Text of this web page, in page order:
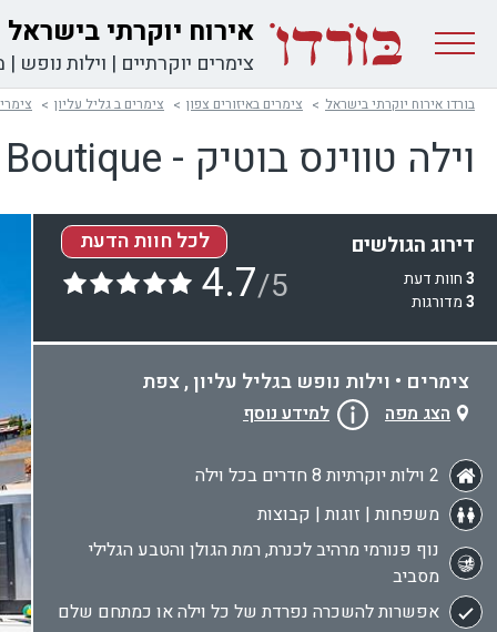
אירוח יוקרתי בישראל
צימרים יוקרתיים | וילות נופש |
בורדו אירוח יוקרתי בישראל צימרים באיזורים צפון צימרים ב גליל עליון
וילה טווינס בוטיק - Twins Boutique
דירוג הגולשים
3חוות דעת
3מדורגות
לכל חוות הדעת
4.7/5
צימרים • וילות נופש בגליל עליון , צפת
הצג מפה למידע נוסף
2 וילות יוקרתיות 8 חדרים בכל וילה
משפחות | זוגות | קבוצות
נוף פנורמי מרהיב לכנרת, רמת הגולן והטבע הגלילי
מסביב
אפשרות להשכרה נפרדת של כל וילה או כמתחם שלם